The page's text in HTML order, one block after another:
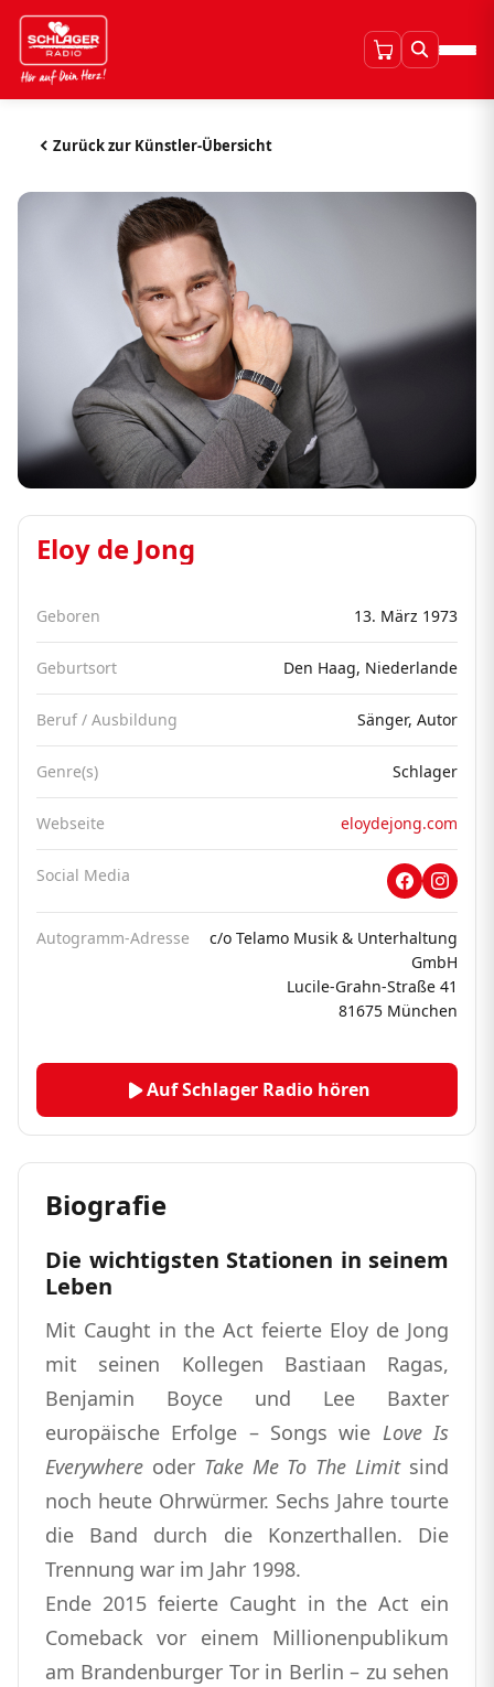
Zurück zur Künstler-Übersicht
Eloy de Jong
Geboren 13. März 1973
Geburtsort Den Haag, Niederlande
Beruf / Ausbildung Sänger, Autor
Genre(s) Schlager
Webseite eloydejong.com
Social Media
Autogramm-Adresse
c/o Telamo Musik & Unterhaltung
GmbH
Lucile-Grahn-Straße 41
81675 München
Auf Schlager Radio hören
Biografie
Die wichtigsten Stationen in seinem
Leben
Mit Caught in the Act feierte Eloy de Jong
mit seinen Kollegen Bastiaan Ragas,
Benjamin Boyce und Lee Baxter
europäische Erfolge – Songs wie Love Is
Everywhere oder Take Me To The Limitsind
noch heute Ohrwürmer. Sechs Jahre tourte
die Band durch die Konzerthallen. Die
Trennung war im Jahr 1998.
Ende 2015 feierte Caught in the Act ein
Comeback vor einem Millionenpublikum
am Brandenburger Tor in Berlin – zu sehen